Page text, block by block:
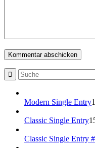
Modern Single Entry
Classic Single Entry
Classic Single Entry